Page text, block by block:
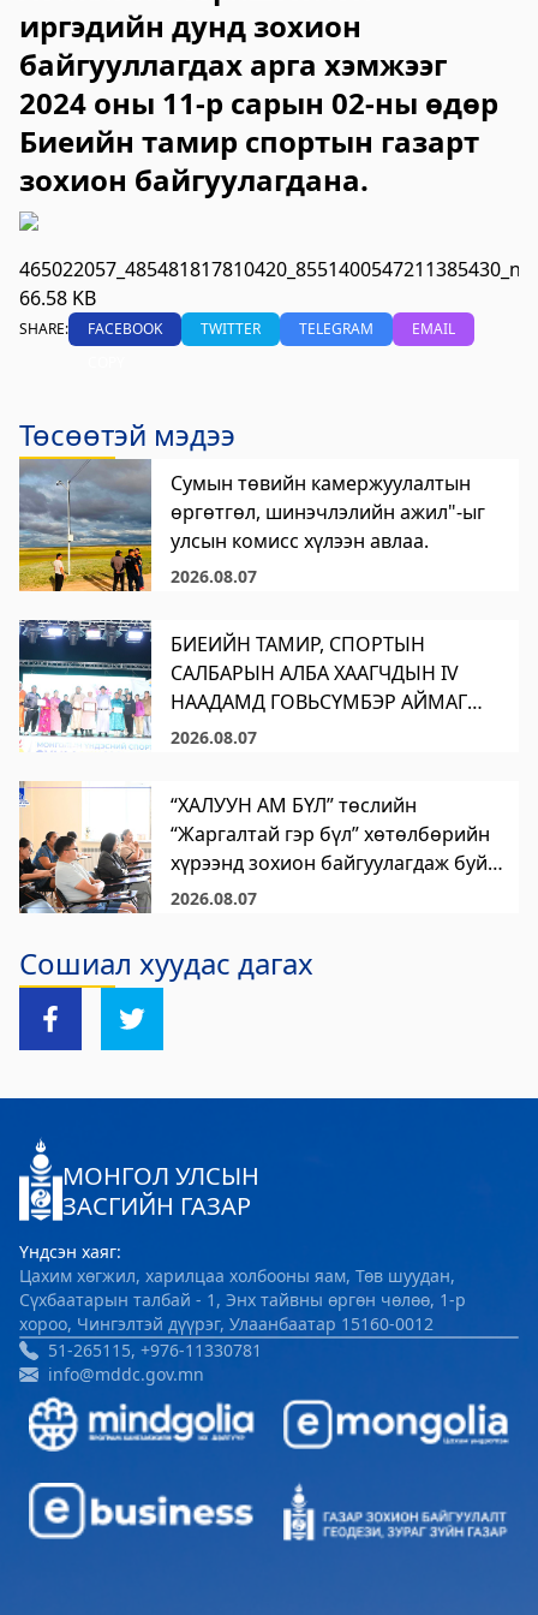
2023-06-06 14:53:59
Дэлгэрэнгүй
Булган аймгийн Нийгмийн даатгалын
хэлтэс
2023-06-06 14:50:54
2023-06-06 14:46:41
Дэлгэрэнгүй
2023-06-06 14:41:13
Дэлгэрэнгүй
Дорноговь аймаг дахь Төрийн цахим
үйлчилгээний "ХУРДАН" төв
Дэлгэрэнгүй
Говьсүмбэр аймаг дахь Төрийн цахим
үйлчилгээний хэлтэс
2023-06-05 22:55:03
Дэлгэрэнгүй
Хөдөлмөр, халамжийн үйлчилгээний
газар
2023-06-06 06:47:28
Улсын бүртгэлийн хэлтэс
2023-06-06 06:41:23
Дэлгэрэнгүй
Цагдаагийн газар
2023-06-06 06:38:02
Дэлгэрэнгүй
Хөвсгөл аймгийн Ус цаг уур орчны
шинжилгээний төв
2024-09-05 06:43:59
Дэлгэрэнгүй
Сод Эрдэм Сургууль-Sod Erdem School
2024-09-02 01:18:58
Дэлгэрэнгүй
Хөвсгөл аймгийн Боловсрол, шинжлэх
ухааны газар
иргэдийн дунд зохион
байгууллагдах арга хэмжээг
2024 оны 11-р сарын 02-ны өдөр
Биеийн тамир спортын газарт
зохион байгуулагдана.
66.58 KB
SHARE: FACEBOOK TWITTER TELEGRAM
EMAIL
Төсөөтэй мэдээ
Сумын төвийн камержуулалтын
өргөтгөл, шинэчлэлийн ажил"-ыг
улсын комисс хүлээн авлаа.
2026.08.07
БИЕИЙН ТАМИР, СПОРТЫН
САЛБАРЫН АЛБА ХААГЧДЫН IV
НААДАМД ГОВЬСҮМБЭР АЙМАГ
АМЖИЛТТАЙ ОРОЛЦЛОО
2026.08.07
“ХАЛУУН АМ БҮЛ” төслийн
“Жаргалтай гэр бүл” хөтөлбөрийн
хүрээнд зохион байгуулагдаж буй
“Дүрслэх урлаг ба сэтгэл зүйн гэр
байгуулагдлаа.
2026.08.07
Сошиал хуудас дагах
МОНГОЛ УЛСЫН
ЗАСГИЙН ГАЗАР
Үндсэн хаяг:
Цахим хөгжил, харилцаа холбооны яам, Төв шуудан,
Сүхбаатарын талбай - 1, Энх тайвны өргөн чөлөө, 1-р
хороо, Чингэлтэй дүүрэг, Улаанбаатар 15160-0012
51-265115, +976-11330781
info@mddc.gov.mn